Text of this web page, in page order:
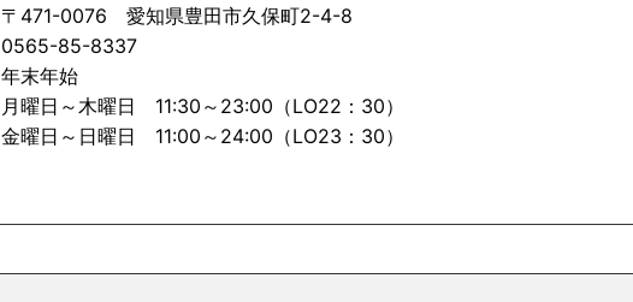
〒471-0076 愛知県豊田市久保町2-4-8
0565-85-8337
年末年始
月曜日～木曜日 11:30～23:00（LO22：30）
金曜日～日曜日 11:00～24:00（LO23：30）